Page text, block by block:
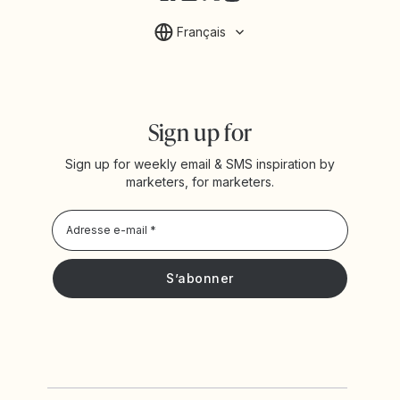
Français
Sign up for
Sign up for weekly email & SMS inspiration by
marketers, for marketers.